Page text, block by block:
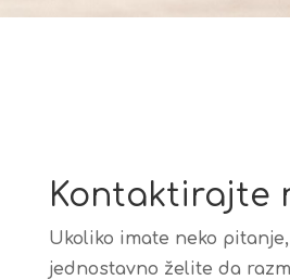
Kontaktirajte
Ukoliko imate neko
jednostavno želite da